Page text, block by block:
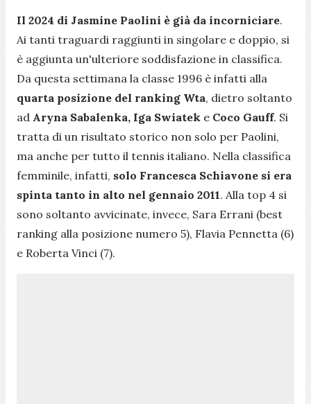
Il 2024 di Jasmine Paolini è già da incorniciare.
Ai tanti traguardi raggiunti in singolare e doppio, si
è aggiunta un'ulteriore soddisfazione in classifica.
Da questa settimana la classe 1996 è infatti alla
quarta posizione del ranking Wta, dietro soltanto
ad Aryna Sabalenka, Iga Swiatek e Coco Gauff. Si
tratta di un risultato storico non solo per Paolini,
ma anche per tutto il tennis italiano. Nella classifica
femminile, infatti, solo Francesca Schiavone si era
spinta tanto in alto nel gennaio 2011. Alla top 4 si
sono soltanto avvicinate, invece, Sara Errani (best
ranking alla posizione numero 5), Flavia Pennetta (6)
e Roberta Vinci (7).